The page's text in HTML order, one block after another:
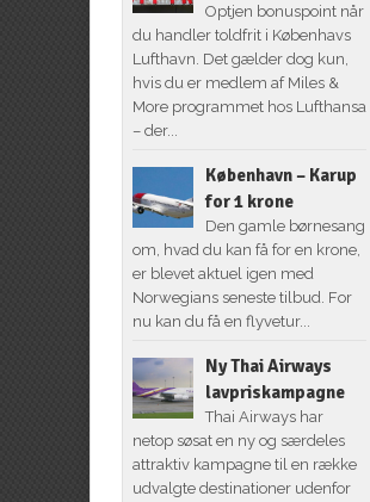
Optjen bonuspoint når
du handler toldfrit i Københavs
Lufthavn. Det gælder dog kun,
hvis du er medlem af Miles &
More programmet hos Lufthansa
– der...
København – Karup
for 1 krone
Den gamle børnesang
om, hvad du kan få for en krone,
er blevet aktuel igen med
Norwegians seneste tilbud. For
nu kan du få en flyvetur...
Ny Thai Airways
lavpriskampagne
Thai Airways har
netop søsat en ny og særdeles
attraktiv kampagne til en række
udvalgte destinationer udenfor